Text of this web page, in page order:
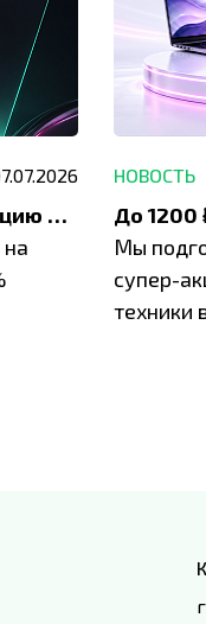
IVEstore запускает акцию на замену заднего стекла
НОВОСТЬ
Мы
супер-
техники